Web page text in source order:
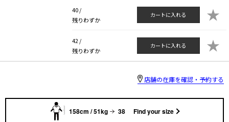
40 /
残りわずか
カートに入れる ★
42 /
残りわずか
カートに入れる ★
店舗の在庫を確認・予約する
158cm / 51kg 38 Find your size